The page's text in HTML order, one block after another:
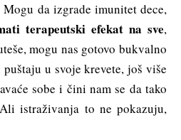
da izgrade imunitet dece,
terapeutski efekat na sve,
mogu nas gotovo bukvalno
u svoje krevete, još više
sobe i čini nam se da tako
istraživanja to ne pokazuju,